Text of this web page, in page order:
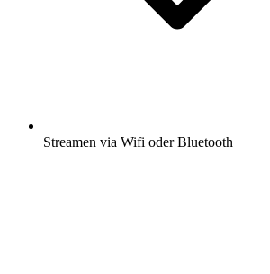
Streamen via Wifi oder Bluetooth